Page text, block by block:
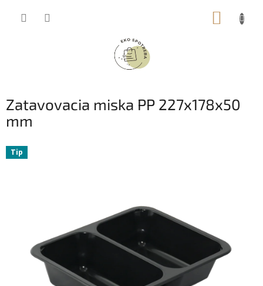
Zatavovacia miska PP 227x178x50
mm
Tip